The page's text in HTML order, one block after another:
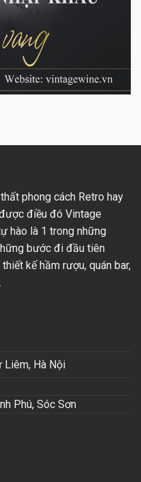
phong cách Retro hay
điều đó Vintage
hào là 1 trong những
bước đi đầu tiên
kế hầm rượu, quán bar,
Liêm, Hà Nội
Phú, Sóc Sơn